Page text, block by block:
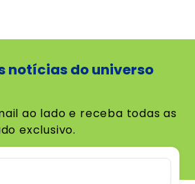
notícias do universo
ao lado e receba todas as
exclusivo.